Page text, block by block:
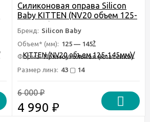
Силиконовая оправа Silicon
Baby KITTEN (NV20 объем 125-
антивандальная оправа для
очков - Силикон бэйби
Бренд: Silicon Baby
Объем* (мм): 125 — 145?
Форма: Прямоугольная (Классика)
Размер линз: 43 ▢ 14
6 000₽
4 990 ₽